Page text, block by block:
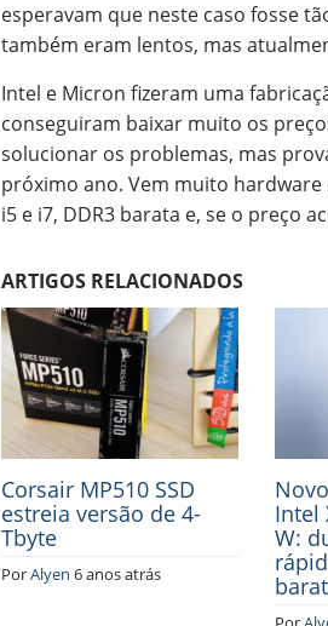
esperavam que neste caso fosse
também eram lentos, mas
Intel e Micron fizeram uma
conseguiram baixar muito os
solucionar os problemas, mas
próximo ano. Vem muito hardware
i5 e i7, DDR3 barata e, se o preço
ARTIGOS RELACIONADOS
Corsair MP510 SSD
estreia versão de 4-
Tbyte
PorAlyen 6 anos atrás
Intel
W: